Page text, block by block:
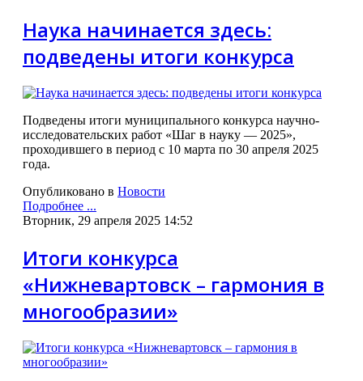
Наука начинается здесь:
подведены итоги конкурса
Подведены итоги муниципального конкурса научно-
исследовательских работ «Шаг в науку — 2025»,
проходившего в период с 10 марта по 30 апреля 2025
года.
Опубликовано в Новости
Подробнее ...
Вторник, 29 апреля 2025 14:52
Итоги конкурса
«Нижневартовск – гармония в
многообразии»